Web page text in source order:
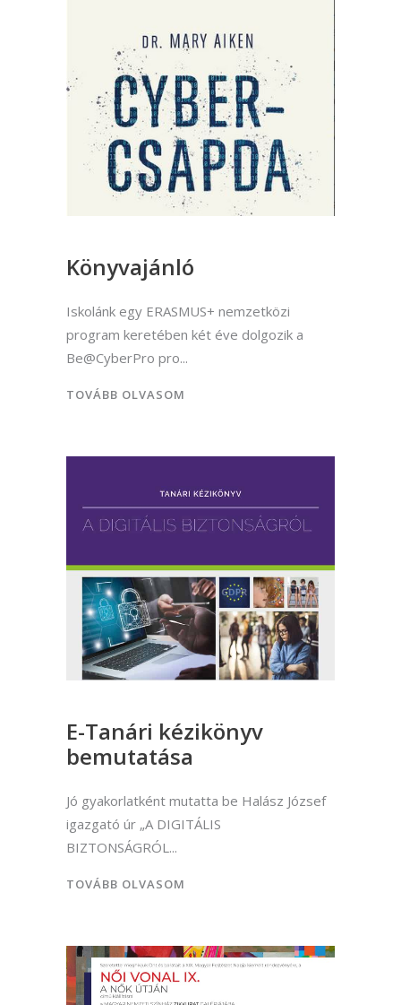
Könyvajánló
Iskolánk egy ERASMUS+ nemzetközi
program keretében két éve dolgozik a
Be@CyberPro pro
TOVÁBB OLVASOM
E-Tanári kézikönyv
bemutatása
Jó gyakorlatként mutatta be Halász József
igazgató úr „A DIGITÁLIS
BIZTONSÁGRÓL
TOVÁBB OLVASOM